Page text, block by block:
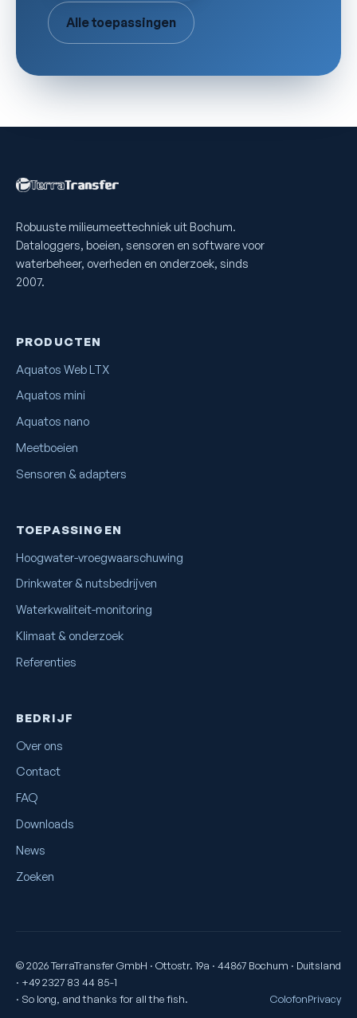
Alle toepassingen
Robuuste milieumeettechniek uit Bochum.
Dataloggers, boeien, sensoren en software voor
waterbeheer, overheden en onderzoek, sinds
2007.
PRODUCTEN
Aquatos Web LTX
Aquatos mini
Aquatos nano
Meetboeien
Sensoren & adapters
TOEPASSINGEN
Hoogwater-vroegwaarschuwing
Drinkwater & nutsbedrijven
Waterkwaliteit-monitoring
Klimaat & onderzoek
Referenties
BEDRIJF
Over ons
Contact
FAQ
Downloads
News
Zoeken
© 2026 TerraTransfer GmbH · Ottostr. 19a · 44867 Bochum · Duitsland
· +49 2327 83 44 85-1
· So long, and thanks for all the fish.
ColofonPrivacy